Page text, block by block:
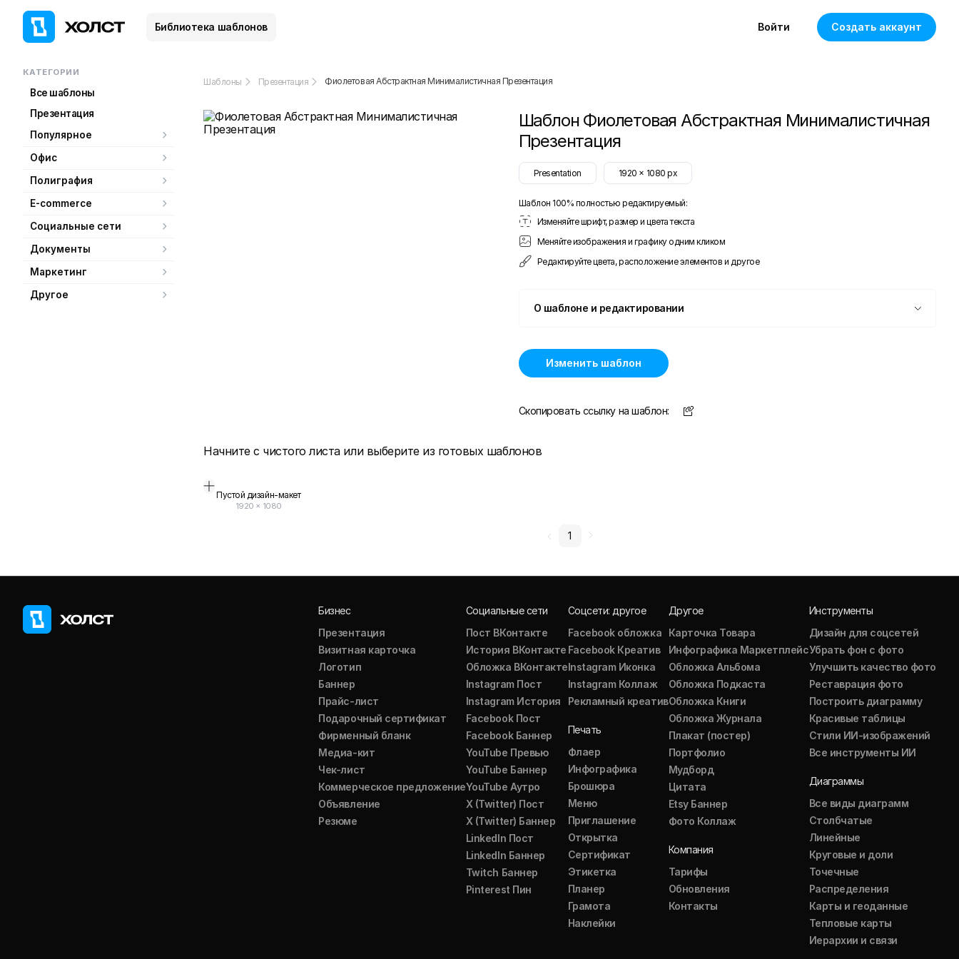
Библиотека шаблонов Войти Создать аккаунт
КАТЕГОРИИ
Все шаблоны
Презентация
Популярное
Офис
Полиграфия
E-commerce
Социальные сети
Документы
Маркетинг
Другое
Шаблоны Презентация Фиолетовая Абстрактная Минималистичная Презентация
Шаблон Фиолетовая Абстрактная Минималистичная
Презентация
Presentation 1920 x 1080 px
Шаблон 100% полностью редактируемый:
Изменяйте шрифт, размер и цвета текста
Меняйте изображения и графику одним кликом
Редактируйте цвета, расположение элементов и другое
О шаблоне и редактировании
Изменить шаблон
Скопировать ссылку на шаблон:
Начните с чистого листа или выберите из готовых шаблонов
Пустой дизайн-макет
1920 × 1080
1
Бизнес
Презентация
Визитная карточка
Логотип
Баннер
Прайс-лист
Подарочный сертификат
Фирменный бланк
Медиа-кит
Чек-лист
Коммерческое предложение
Объявление
Резюме
Социальные сети
Пост ВКонтакте
История ВКонтакте
Обложка ВКонтакте
Instagram Пост
Instagram История
Facebook Пост
Facebook Баннер
YouTube Превью
YouTube Баннер
YouTube Аутро
X (Twitter) Пост
X (Twitter) Баннер
LinkedIn Пост
LinkedIn Баннер
Twitch Баннер
Pinterest Пин
Соцсети: другое
Facebook обложка
Facebook Креатив
Instagram Иконка
Instagram Коллаж
Рекламный креатив
Печать
Флаер
Инфографика
Брошюра
Меню
Приглашение
Открытка
Сертификат
Этикетка
Планер
Грамота
Наклейки
Другое
Карточка Товара
Инфографика Маркетплейс
Обложка Альбома
Обложка Подкаста
Обложка Книги
Обложка Журнала
Плакат (постер)
Портфолио
Мудборд
Цитата
Etsy Баннер
Фото Коллаж
Компания
Тарифы
Обновления
Контакты
Инструменты
Дизайн для соцсетей
Убрать фон с фото
Улучшить качество фото
Реставрация фото
Построить диаграмму
Красивые таблицы
Стили ИИ-изображений
Все инструменты ИИ
Диаграммы
Все виды диаграмм
Столбчатые
Линейные
Круговые и доли
Точечные
Распределения
Карты и геоданные
Тепловые карты
Иерархии и связи